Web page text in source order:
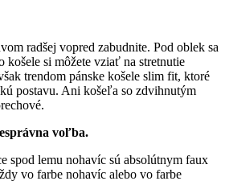
radšej vopred zabudnite. Pod oblek sa
košele si môžete vziať na stretnutie
trendom pánske košele slim fit, ktoré
postavu. Ani košeľa so zdvihnutým
voľba.
spod lemu nohavíc sú absolútnym faux
vo farbe nohavíc alebo vo farbe